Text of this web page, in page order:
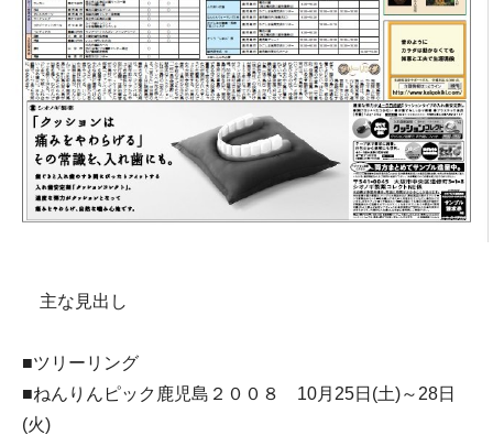
主な見出し
■ツリーリング
■ねんりんピック鹿児島２００８ 10月25日(土)～28日
(火)